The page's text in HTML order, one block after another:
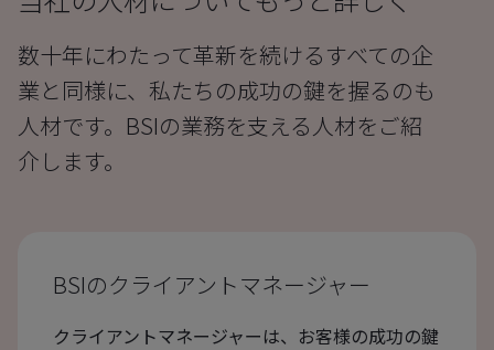
数十年にわたって革新を続けるすべての企
業と同様に、私たちの成功の鍵を握るのも
人材です。BSIの業務を支える人材をご紹
介します。
BSIのクライアントマネージャー
クライアントマネージャーは、お客様の成功の鍵